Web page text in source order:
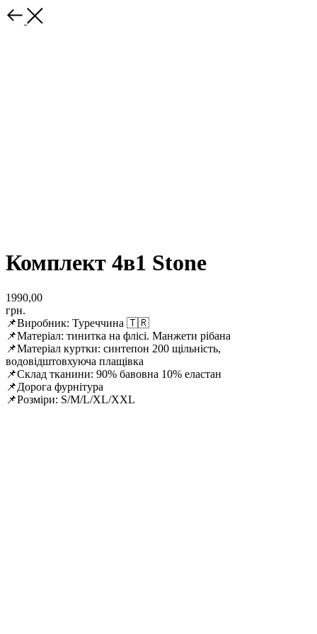
Комплект 4в1 Stone
1990,00
грн.
📌Виробник: Туреччина 🇹🇷
📌Матеріал: тинитка на флісі. Манжети рібана
📌Матеріал куртки: синтепон 200 щільність,
водовідштовхуюча плащівка
📌Склад тканини: 90% бавовна 10% еластан
📌Дорога фурнітура
📌Розміри: S/M/L/XL/XXL